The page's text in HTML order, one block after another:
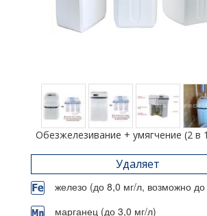
Обезжелезивание + умягчение (2 в
Удаляет
железо (до 8,0 мг/л, возможно
марганец (до 3,0 мг/л)